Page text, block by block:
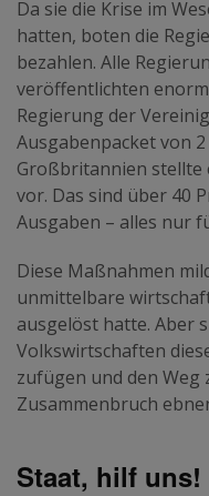
Da sie die Krise im
hatten, boten die
bezahlen. Alle
veröffentlichten
Regierung der
Ausgabenpacket von
Großbritannien stellte
vor. Das sind über 40
Ausgaben – alles nur
Diese Maßnahmen
unmittelbare
ausgelöst hatte. Aber
Volkswirtschaften
zufügen und den
Zusammenbruch
Staat, hilf uns!